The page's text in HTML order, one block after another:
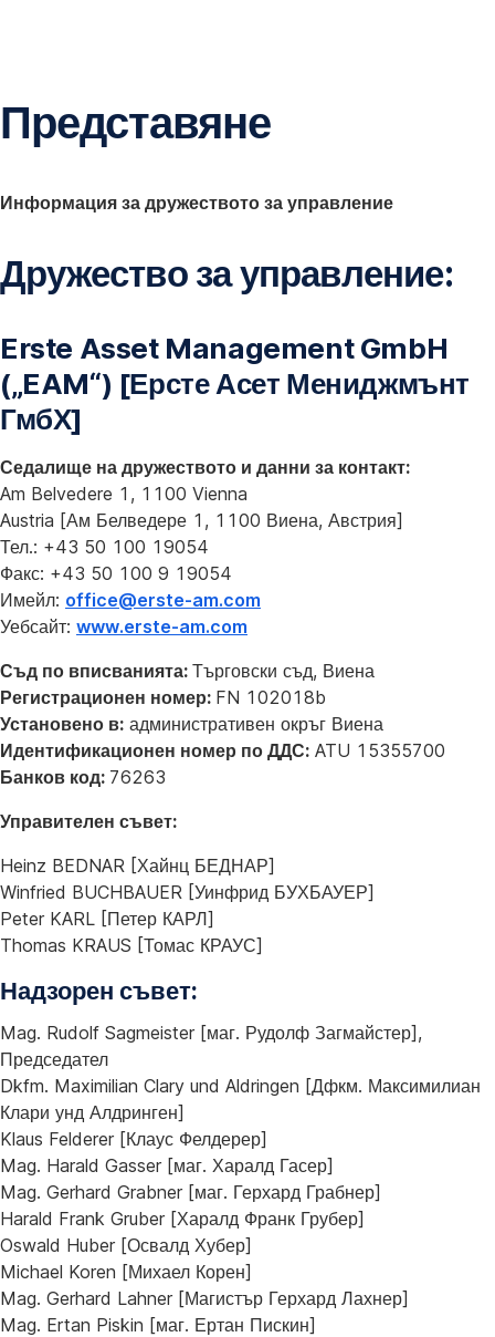
Представяне
Информация за дружеството за управление
Дружество за управление:
Erste Asset Management GmbH
(„EAM“) [Ерсте Асет Мениджмънт
ГмбХ]
Седалище на дружеството и данни за контакт:
Am Belvedere 1, 1100 Vienna
Austria [Ам Белведере 1, 1100 Виена, Австрия]
Тел.: +43 50 100 19054
Факс: +43 50 100 9 19054
Имейл: office@erste-am.com
Уебсайт: www.erste-am.com
Съд по вписванията: Търговски съд, Виена
Регистрационен номер: FN 102018b
Установено в: административен окръг Виена
Идентификационен номер по ДДС: ATU 15355700
Банков код: 76263
Управителен съвет:
Heinz BEDNAR [Хайнц БЕДНАР]
Winfried BUCHBAUER [Уинфрид БУХБАУЕР]
Peter KARL [Петер КАРЛ]
Thomas KRAUS [Томас КРАУС]
Надзорен съвет:
Mag. Rudolf Sagmeister [маг. Рудолф Загмайстер],
Председател
Dkfm. Maximilian Clary und Aldringen [Дфкм. Максимилиан
Клари унд Алдринген]
Klaus Felderer [Клаус Фелдерер]
Mag. Harald Gasser [маг. Харалд Гасер]
Mag. Gerhard Grabner [маг. Герхард Грабнер]
Harald Frank Gruber [Харалд Франк Грубер]
Oswald Huber [Освалд Хубер]
Michael Koren [Михаел Корен]
Mag. Gerhard Lahner [Магистър Герхард Лахнер]
Mag. Ertan Piskin [маг. Ертан Пискин]